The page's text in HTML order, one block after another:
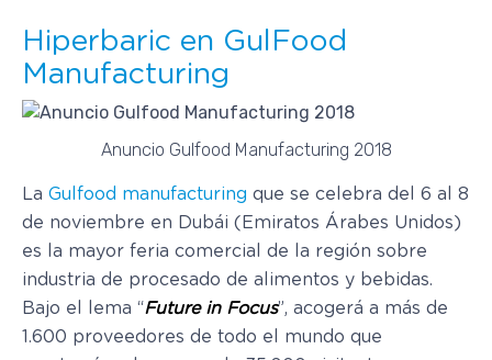
Hiperbaric en GulFood
Manufacturing
Anuncio Gulfood Manufacturing 2018
La Gulfood manufacturing que se celebra del 6 al 8
de noviembre en Dubái (Emiratos Árabes Unidos)
es la mayor feria comercial de la región sobre
industria de procesado de alimentos y bebidas.
Bajo el lema “Future in Focus”, acogerá a más de
1.600 proveedores de todo el mundo que